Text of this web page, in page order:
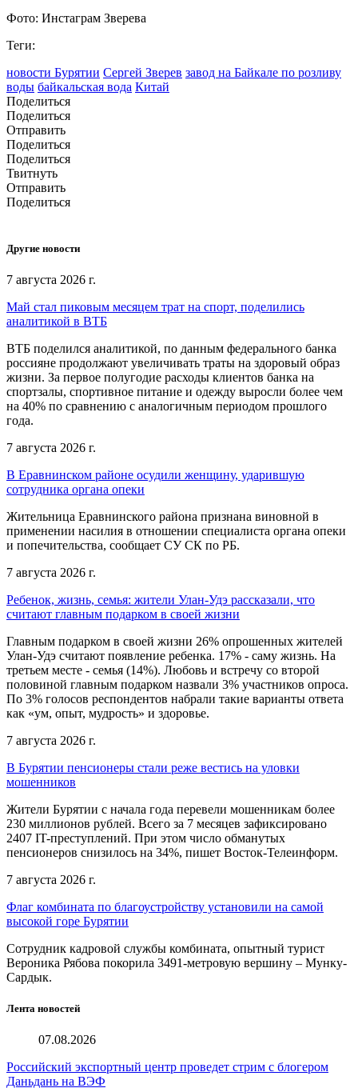
Фото: Инстаграм Зверева
Теги:
новости Бурятии Сергей Зверев завод на Байкале по розливу
воды байкальская вода Китай
Поделиться
Поделиться
Отправить
Поделиться
Поделиться
Твитнуть
Отправить
Поделиться
Другие новости
7 августа 2026 г.
Май стал пиковым месяцем трат на спорт, поделились
аналитикой в ВТБ
ВТБ поделился аналитикой, по данным федерального банка
россияне продолжают увеличивать траты на здоровый образ
жизни. За первое полугодие расходы клиентов банка на
спортзалы, спортивное питание и одежду выросли более чем
на 40% по сравнению с аналогичным периодом прошлого
года.
7 августа 2026 г.
В Еравнинском районе осудили женщину, ударившую
сотрудника органа опеки
Жительница Еравнинского района признана виновной в
применении насилия в отношении специалиста органа опеки
и попечительства, сообщает СУ СК по РБ.
7 августа 2026 г.
Ребенок, жизнь, семья: жители Улан-Удэ рассказали, что
считают главным подарком в своей жизни
Главным подарком в своей жизни 26% опрошенных жителей
Улан-Удэ считают появление ребенка. 17% - саму жизнь. На
третьем месте - семья (14%). Любовь и встречу со второй
половиной главным подарком назвали 3% участников опроса.
По 3% голосов респондентов набрали такие варианты ответа
как «ум, опыт, мудрость» и здоровье.
7 августа 2026 г.
В Бурятии пенсионеры стали реже вестись на уловки
мошенников
Жители Бурятии с начала года перевели мошенникам более
230 миллионов рублей. Всего за 7 месяцев зафиксировано
2407 IT-преступлений. При этом число обманутых
пенсионеров снизилось на 34%, пишет Восток-Телеинформ.
7 августа 2026 г.
Флаг комбината по благоустройству установили на самой
высокой горе Бурятии
Сотрудник кадровой службы комбината, опытный турист
Вероника Рябова покорила 3491-метровую вершину – Мунку-
Сардык.
Лента новостей
07.08.2026
Российский экспортный центр проведет стрим с блогером
Даньдань на ВЭФ